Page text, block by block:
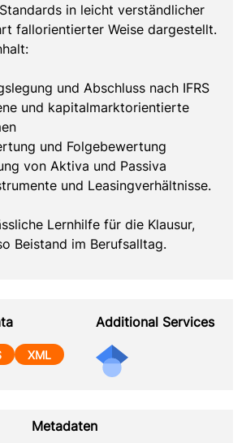
in leicht verständlicher
fallorientierter Weise dargestellt.
und Abschluss nach IFRS
und kapitalmarktorientierte
und Folgebewertung
von Aktiva und Passiva
und Leasingverhältnisse.
Lernhilfe für die Klausur,
Beistand im Berufsalltag.
XML
Additional Services
Metadaten